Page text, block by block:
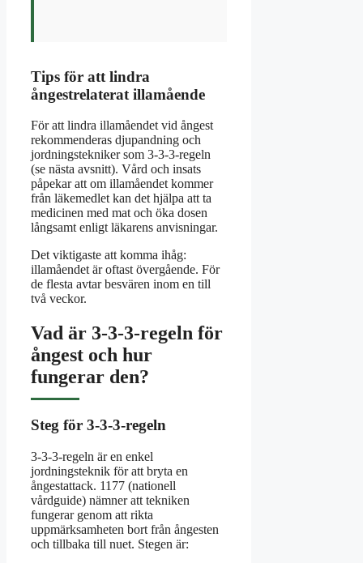
Tips för att lindra
ångestrelaterat illamående
För att lindra illamåendet vid ångest
rekommenderas djupandning och
jordningstekniker som 3-3-3-regeln
(se nästa avsnitt). Vård och insats
påpekar att om illamåendet kommer
från läkemedlet kan det hjälpa att ta
medicinen med mat och öka dosen
långsamt enligt läkarens anvisningar.
Det viktigaste att komma ihåg:
illamåendet är oftast övergående. För
de flesta avtar besvären inom en till
två veckor.
Vad är 3-3-3-regeln för
ångest och hur
fungerar den?
Steg för 3-3-3-regeln
3-3-3-regeln är en enkel
jordningsteknik för att bryta en
ångestattack. 1177 (nationell
vårdguide) nämner att tekniken
fungerar genom att rikta
uppmärksamheten bort från ångesten
och tillbaka till nuet. Stegen är: